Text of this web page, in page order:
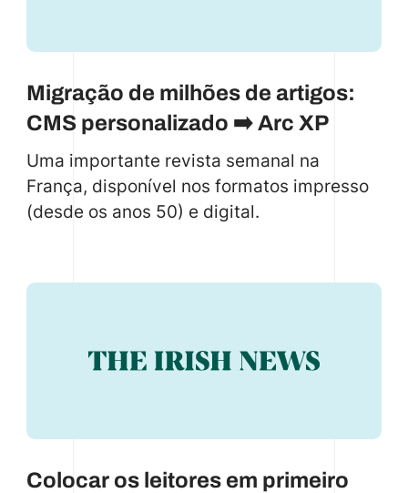
Migração de milhões de artigos:
CMS personalizado ➡️ Arc XP
Uma importante revista semanal na
França, disponível nos formatos impresso
(desde os anos 50) e digital.
Colocar os leitores em primeiro